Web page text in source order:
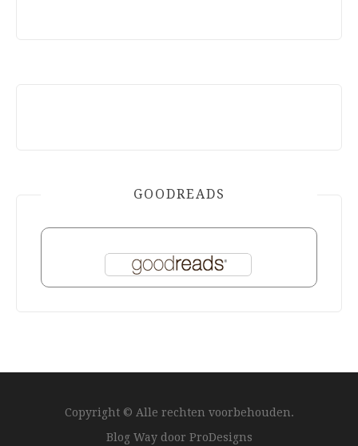
GOODREADS
Copyright © Alle rechten voorbehouden.
Blog Way door ProDesigns